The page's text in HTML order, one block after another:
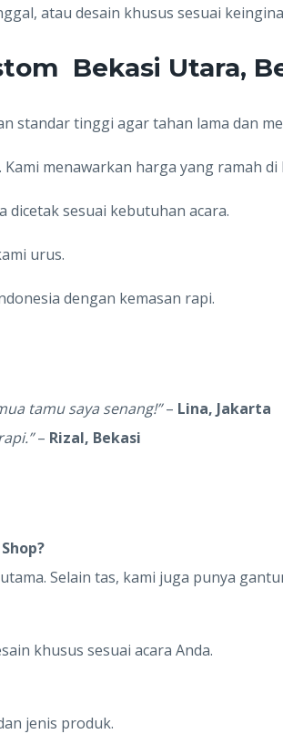
atau desain khusus sesuai
Bekasi Utara,
standar tinggi agar tahan lama dan
menawarkan harga yang ramah di
dicetak sesuai kebutuhan acara.
urus.
dengan kemasan rapi.
tamu saya senang!”– Lina, Jakarta
– Rizal, Bekasi
Selain tas, kami juga punya
khusus sesuai acara Anda.
jenis produk.